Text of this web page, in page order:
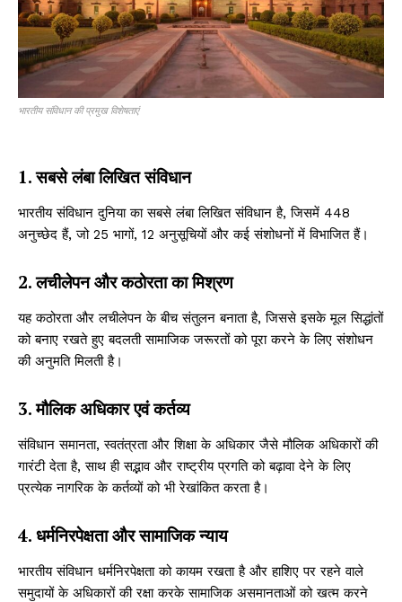
भारतीय संविधान की प्रमुख विशेषताएं
1. सबसे लंबा लिखित संविधान
भारतीय संविधान दुनिया का सबसे लंबा लिखित संविधान है, जिसमें 448
अनुच्छेद हैं, जो 25 भागों, 12 अनुसूचियों और कई संशोधनों में विभाजित हैं।
2. लचीलेपन और कठोरता का मिश्रण
यह कठोरता और लचीलेपन के बीच संतुलन बनाता है, जिससे इसके मूल सिद्धांतों
को बनाए रखते हुए बदलती सामाजिक जरूरतों को पूरा करने के लिए संशोधन
की अनुमति मिलती है।
3. मौलिक अधिकार एवं कर्तव्य
संविधान समानता, स्वतंत्रता और शिक्षा के अधिकार जैसे मौलिक अधिकारों की
गारंटी देता है, साथ ही सद्भाव और राष्ट्रीय प्रगति को बढ़ावा देने के लिए
प्रत्येक नागरिक के कर्तव्यों को भी रेखांकित करता है।
4. धर्मनिरपेक्षता और सामाजिक न्याय
भारतीय संविधान धर्मनिरपेक्षता को कायम रखता है और हाशिए पर रहने वाले
समुदायों के अधिकारों की रक्षा करके सामाजिक असमानताओं को खत्म करने